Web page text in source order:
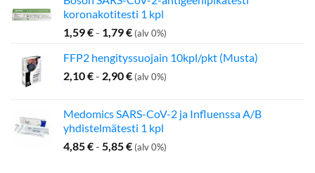
koronakotitesti 1 kpl
1,59€- 1,79€ (alv 0%)
FFP2 hengityssuojain 10kpl/pkt (Musta)
2,10€- 2,90€ (alv 0%)
Medomics SARS-CoV-2 ja Influenssa A/B
yhdistelmätesti 1 kpl
4,85€- 5,85€ (alv 0%)